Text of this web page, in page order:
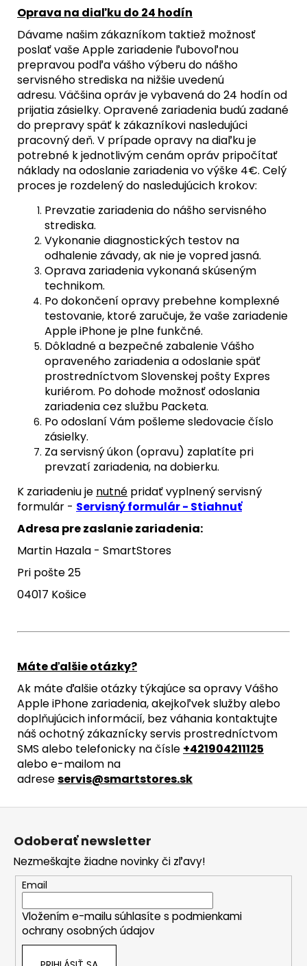
Oprava na diaľku do 24 hodín
Dávame našim zákazníkom taktiež možnosť
poslať vaše Apple zariadenie ľubovoľnou
prepravou podľa vášho výberu do nášho
servisného strediska na nižšie uvedenú
adresu. Väčšina opráv je vybavená do 24 hodín od
prijatia zásielky. Opravené zariadenia budú zadané
do prepravy späť k zákazníkovi nasledujúci
pracovný deň. V prípade opravy na diaľku je
potrebné k jednotlivým cenám opráv pripočítať
náklady na odoslanie zariadenia vo výške 4€. Celý
proces je rozdelený do nasledujúcich krokov:
Prevzatie zariadenia do nášho servisného
strediska.
Vykonanie diagnostických testov na
odhalenie závady, ak nie je vopred jasná.
Oprava zariadenia vykonaná skúseným
technikom.
Po dokončení opravy prebehne komplexné
testovanie, ktoré zaručuje, že vaše zariadenie
Apple iPhone je plne funkčné.
Dôkladné a bezpečné zabalenie Vášho
opraveného zariadenia a odoslanie späť
prostredníctvom Slovenskej pošty Expres
kuriérom. Po dohode možnosť odoslania
zariadenia cez službu Packeta.
Po odoslaní Vám pošleme sledovacie číslo
zásielky.
Za servisný úkon (opravu) zaplatíte pri
prevzatí zariadenia, na dobierku.
K zariadeniu je nutné pridať vyplnený servisný
formulár - Servisný formulár - Stiahnuť
Adresa pre zaslanie zariadenia:
Martin Hazala - SmartStores
Pri pošte 25
04017 Košice
Máte ďalšie otázky?
Ak máte ďalšie otázky týkajúce sa opravy Vášho
Apple iPhone zariadenia, akejkoľvek služby alebo
doplňujúcich informácií, bez váhania kontaktujte
náš ochotný zákaznícky servis prostredníctvom
SMS alebo telefonicky na čísle +421904211125
alebo e-mailom na
adreseservis@smartstores.sk
Z
Odoberať newsletter
Nezmeškajte žiadne novinky či zľavy!
Email
Vložením e-mailu súhlasíte s podmienkami
ochrany osobných údajov